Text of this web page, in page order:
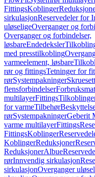
FittingsKoblinger
sirkulasjonReservedeler for
uløseligeOverganger og
Overganger og forbindelser,
løsbareEndedeksler
med presstilkobling
varmeelement, løsbare
rør og fittingsTetninger for
rørSystempakninger
flensforbindelser
multilayerFittings
for varmeTilbehør
rørSystempakningerGeberit
varme multilayerFittings
FittingsKoblinger
KoblingerReduksjoner
ReduksjonerAlbue
rørInnvendig sirkulasjon
sirkulasjonOverganger